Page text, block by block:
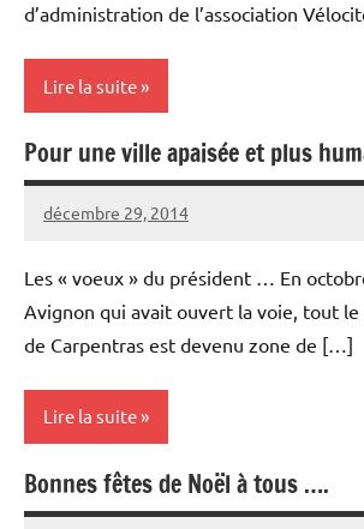
d’administration de l’association
Lire la suite
Actualités
de
l'association
Pour une ville apaisée et plus
décembre 29, 2014
Vélocité
Aucun
Les « voeux » du président … En
Avignon qui avait ouvert la voie, tout
de Carpentras est devenu zone de […]
Lire la suite
Actualités
de
Bonnes fêtes de Noël à tous ….